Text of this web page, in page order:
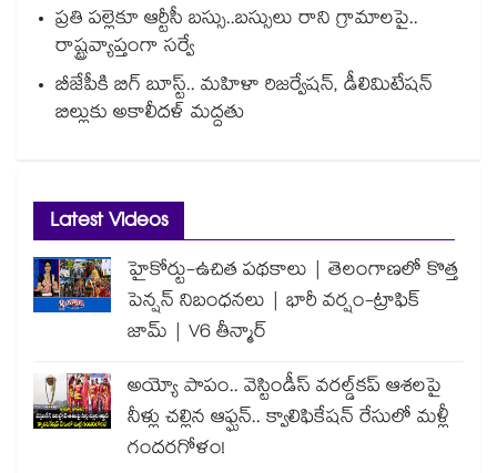
ప్రతి పల్లెకూ ఆర్టీసీ బస్సు..బస్సులు రాని గ్రామాలపై..
రాష్ట్రవ్యాప్తంగా సర్వే
బీజేపీకి బిగ్ బూస్ట్.. మహిళా రిజర్వేషన్, డీలిమిటేషన్
బిల్లుకు అకాలీదళ్ మద్దతు
Latest Videos
హైకోర్టు-ఉచిత పథకాలు | తెలంగాణలో కొత్త
పెన్షన్ నిబంధనలు | భారీ వర్షం-ట్రాఫిక్
జామ్ | V6 తీన్మార్
అయ్యో పాపం.. వెస్టిండీస్ వరల్డ్‌కప్ ఆశలపై
నీళ్లు చల్లిన ఆఫ్ఘన్.. క్వాలిఫికేషన్ రేసులో మళ్లీ
గందరగోళం!